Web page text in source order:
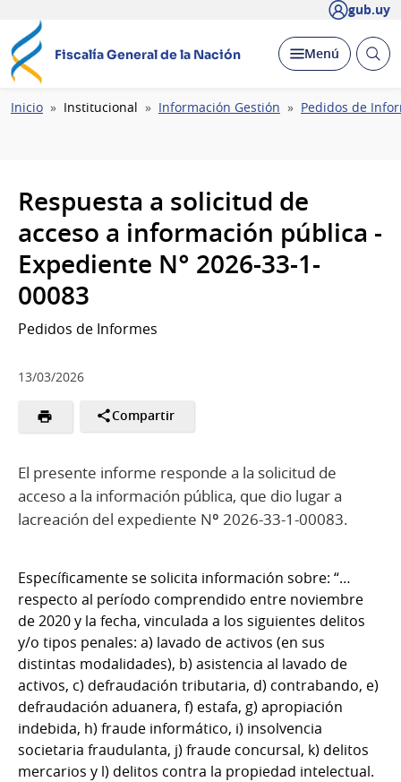
gub.uy
Fiscalía General de la Nación Desplegar
Menú Abrir
Ruta
Inicio Institucional Información Gestión Pedidos de
Respuesta a solicitud de
acceso a información pública -
Expediente N° 2026-33-1-
00083
Pedidos de Informes
13/03/2026
Compartir
El presente informe responde a la solicitud de
acceso a la información pública, que dio lugar a
lacreación del expediente Nº 2026-33-1-00083.
Específicamente se solicita información sobre: “…
respecto al período comprendido entre noviembre
de 2020 y la fecha, vinculada a los siguientes delitos
y/o tipos penales: a) lavado de activos (en sus
distintas modalidades), b) asistencia al lavado de
activos, c) defraudación tributaria, d) contrabando, e)
defraudación aduanera, f) estafa, g) apropiación
indebida, h) fraude informático, i) insolvencia
societaria fraudulanta, j) fraude concursal, k) delitos
mercarios y l) delitos contra la propiedad intelectual.